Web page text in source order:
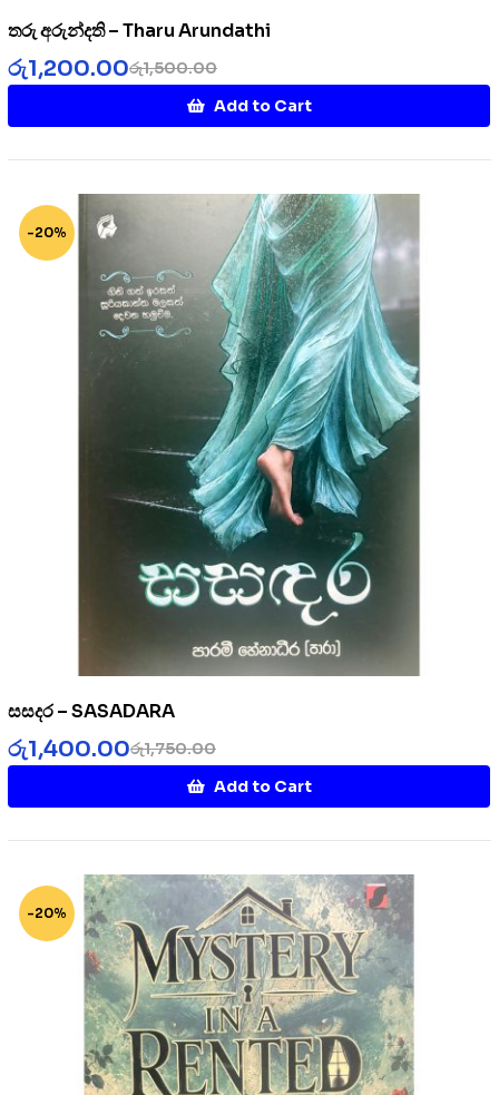
තරු අරුන්දති – Tharu Arundathi
රු1,500.00
රු1,200.00
Add to Cart
-20%
සසදර – SASADARA
රු1,750.00
රු1,400.00
Add to Cart
-20%